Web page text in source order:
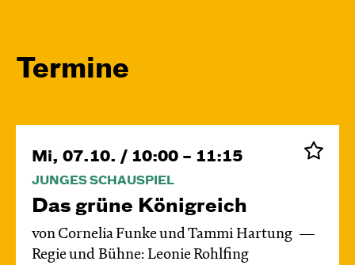
Termine
Mi, 07.10. / 10:00 – 11:15
JUNGES SCHAUSPIEL
Das grüne König­reich
von Cornelia Funke und Tammi Hartung
Regie und Bühne: Leonie Rohlfing